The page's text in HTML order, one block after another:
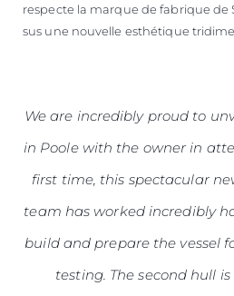
respecte la marque de fabrique de
sus une nouvelle esthétique
We are incredibly proud to
in Poole with the owner in
first time, this spectacular
team has worked incredibly
build and prepare the vessel
testing. The second hull